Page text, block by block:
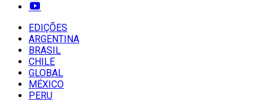
EDIÇÕES
ARGENTINA
BRASIL
CHILE
GLOBAL
MÉXICO
PERU